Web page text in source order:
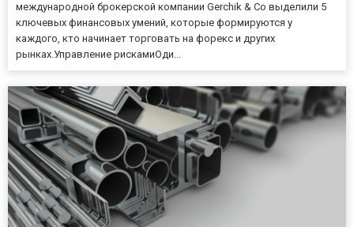
международной брокерской компании Gerchik & Co выделили 5
ключевых финансовых умений, которые формируются у
каждого, кто начинает торговать на форекс и других
рынках.Управление рискамиОди...